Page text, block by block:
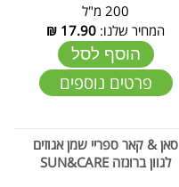
200 מ"ל
המחיר שלנו: 17.90
₪
הוסף לסל
פרטים נוספים
סאן & קאר ספריי שמן אגוזים
לגוון ברונזה SUN&CARE